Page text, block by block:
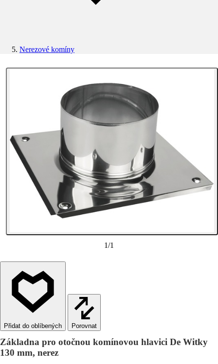
Nerezové komíny
1/1
Porovnat
Základna pro otočnou komínovou hlavici De Witky
130 mm, nerez